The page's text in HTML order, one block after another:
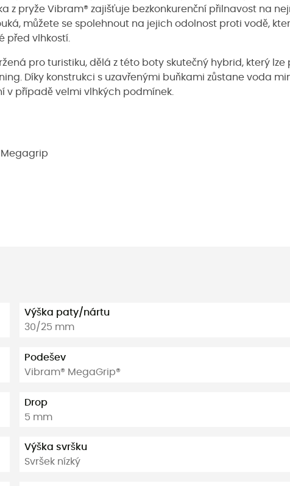
z pryže Vibram® zajišťuje bezkonkurenční přilnavost na
můžete se spolehnout na jejich odolnost proti vodě,
před vlhkostí.
pro turistiku, dělá z této boty skutečný hybrid, který lze
Díky konstrukci s uzavřenými buňkami zůstane voda
v případě velmi vlhkých podmínek.
Megagrip
Výška paty/nártu
30/25 mm
Podešev
Vibram® MegaGrip®
Drop
5 mm
Výška svršku
Svršek nízký